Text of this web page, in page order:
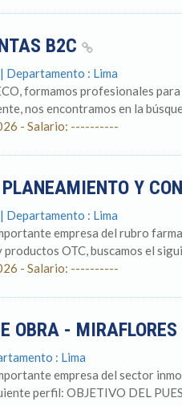
B2C
Departamento : Lima
formamos profesionales
nos encontramos en la
- Salario: ----------
Y
Departamento : Lima
empresa del rubro
OTC, buscamos el
- Salario: ----------
OBRA - MIRAFLORES
: Lima
empresa del sector
perfil: OBJETIVO DEL